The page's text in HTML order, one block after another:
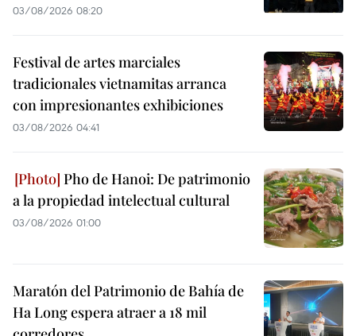
03/08/2026 08:20
Festival de artes marciales
tradicionales vietnamitas arranca
con impresionantes exhibiciones
03/08/2026 04:41
Pho de Hanoi: De patrimonio
a la propiedad intelectual cultural
03/08/2026 01:00
Maratón del Patrimonio de Bahía de
Ha Long espera atraer a 18 mil